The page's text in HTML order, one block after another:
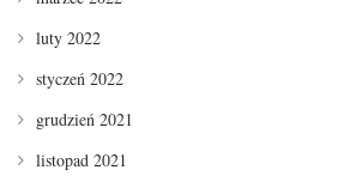
luty 2022
styczeń 2022
grudzień 2021
listopad 2021